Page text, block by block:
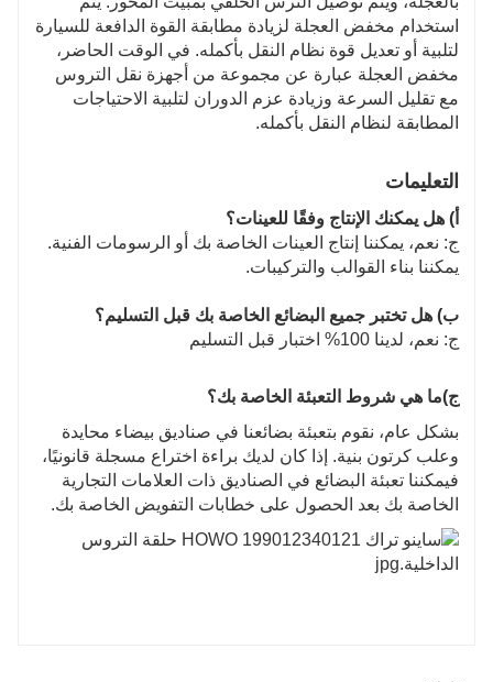
استخدام مخفض العجلة لزيادة مطابقة القوة الدافعة للسيارة
لتلبية أو تعديل قوة نظام النقل بأكمله. في الوقت الحاضر،
مخفض العجلة عبارة عن مجموعة من أجهزة نقل التروس
مع تقليل السرعة وزيادة عزم الدوران لتلبية الاحتياجات
المطابقة لنظام النقل بأكمله.
التعليمات
أ) هل يمكنك الإنتاج وفقًا للعينات؟
ج: نعم، يمكننا إنتاج العينات الخاصة بك أو الرسومات الفنية.
يمكننا بناء القوالب والتركيبات.
ب) هل تختبر جميع البضائع الخاصة بك قبل التسليم؟
ج: نعم، لدينا 100% اختبار قبل التسليم
ج)ما هي شروط التعبئة الخاصة بك؟
بشكل عام، نقوم بتعبئة بضائعنا في صناديق بيضاء محايدة
وعلب كرتون بنية. إذا كان لديك براءة اختراع مسجلة قانونيًا،
فيمكننا تعبئة البضائع في الصناديق ذات العلامات التجارية
الخاصة بك بعد الحصول على خطابات التفويض الخاصة بك.